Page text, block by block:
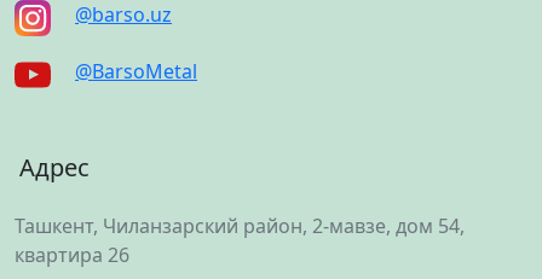
@barso.uz
@BarsoMetal
Адрес
Ташкент, Чиланзарский район, 2-мавзе, дом 54,
квартира 26